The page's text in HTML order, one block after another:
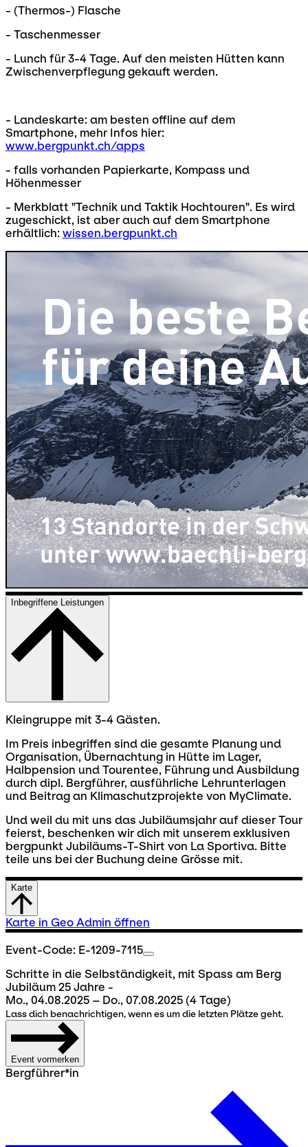
- (Thermos-) Flasche
- Taschenmesser
- Lunch für 3-4 Tage. Auf den meisten Hütten kann
Zwischenverpflegung gekauft werden.
- Landeskarte: am besten offline auf dem
Smartphone, mehr Infos hier:
www.bergpunkt.ch/apps
- falls vorhanden Papierkarte, Kompass und
Höhenmesser
- Merkblatt "Technik und Taktik Hochtouren". Es wird
zugeschickt, ist aber auch auf dem Smartphone
erhältlich: wissen.bergpunkt.ch
Inbegriffene Leistungen
Kleingruppe mit 3-4 Gästen.
Im Preis inbegriffen sind die gesamte Planung und
Organisation, Übernachtung in Hütte im Lager,
Halbpension und Tourentee, Führung und Ausbildung
durch dipl. Bergführer, ausführliche Lehrunterlagen
und Beitrag an Klimaschutzprojekte von MyClimate.
Und weil du mit uns das Jubiläumsjahr auf dieser Tour
feierst, beschenken wir dich mit unserem exklusiven
bergpunkt Jubiläums-T-Shirt von La Sportiva. Bitte
teile uns bei der Buchung deine Grösse mit.
Karte
Karte in Geo Admin öffnen
Event-Code: E-1209-7115
Schritte in die Selbständigkeit, mit Spass am Berg
Jubiläum 25 Jahre -
Mo., 04.08.2025 – Do., 07.08.2025 (4 Tage)
Lass dich benachrichtigen, wenn es um die letzten Plätze geht.
Event vormerken
Bergführer*in